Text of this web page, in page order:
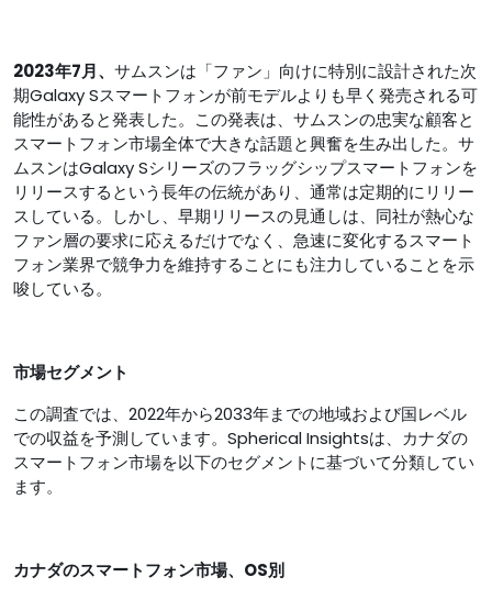
2023年7月、 サムスンは「ファン」向けに特別に設計された次
期Galaxy Sスマートフォンが前モデルよりも早く発売される可
能性があると発表した。この発表は、サムスンの忠実な顧客と
スマートフォン市場全体で大きな話題と興奮を生み出した。サ
ムスンはGalaxy Sシリーズのフラッグシップスマートフォンを
リリースするという長年の伝統があり、通常は定期的にリリー
スしている。しかし、早期リリースの見通しは、同社が熱心な
ファン層の要求に応えるだけでなく、急速に変化するスマート
フォン業界で競争力を維持することにも注力していることを示
唆している。
市場セグメント
この調査では、2022年から2033年までの地域および国レベル
での収益を予測しています。Spherical Insightsは、カナダの
スマートフォン市場を以下のセグメントに基づいて分類してい
ます。
カナダのスマートフォン市場、 OS別